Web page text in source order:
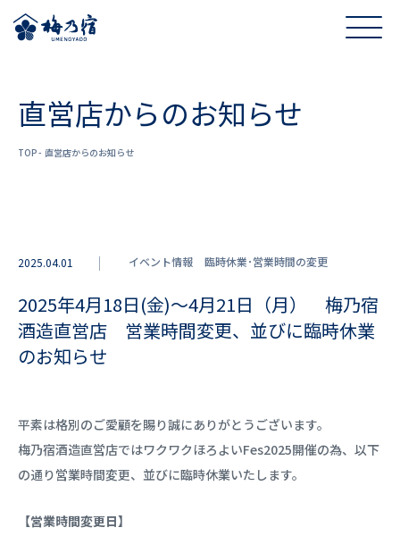
直営店からのお知らせ
TOP 直営店からのお知らせ
2025.04.01 イベント情報 臨時休業･営業時間の変更
2025年4月18日(金)～4月21日（月） 梅乃宿
酒造直営店 営業時間変更、並びに臨時休業
のお知らせ
平素は格別のご愛顧を賜り誠にありがとうございます。
梅乃宿酒造直営店ではワクワクほろよいFes2025開催の為、以下
の通り営業時間変更、並びに臨時休業いたします。
【営業時間変更日】